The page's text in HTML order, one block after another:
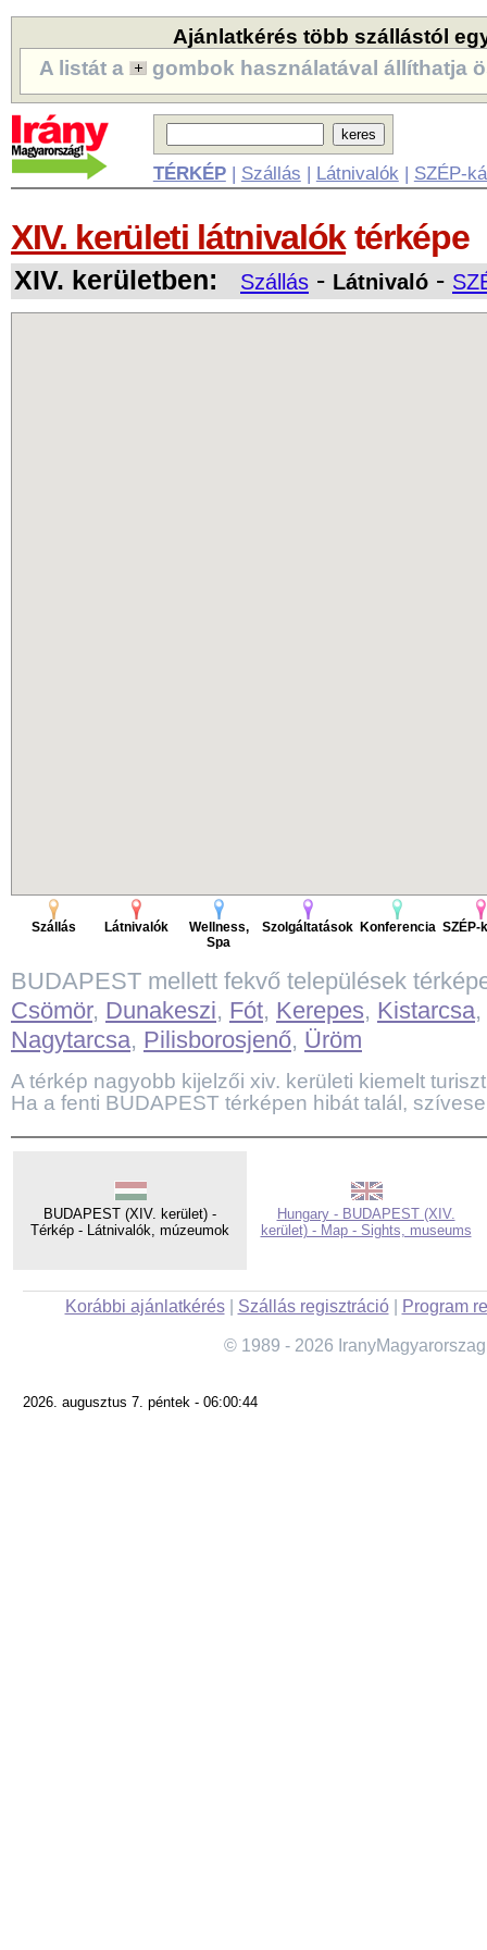
Ajánlatkérés több szállástól
A listát a
gombok használatával állíthatja
TÉRKÉP| Szállás | Látnivalók | SZÉP-
XIV. kerületi látnivalók térképe
XIV. kerületben: Szállás - Látnivaló -
Szállás Látnivalók
Wellness,
Spa
Szolgáltatások Konferencia SZÉP-
BUDAPEST mellett fekvő települések
Csömör, Dunakeszi, Fót, Kerepes, Kistarcsa,
Nagytarcsa, Pilisborosjenő, Üröm
A térkép nagyobb kijelzői xiv. kerületi kiemelt
Ha a fenti BUDAPEST térképen hibát talál,
BUDAPEST (XIV. kerület) -
Térkép - Látnivalók, múzeumok
Hungary - BUDAPEST (XIV.
kerület) - Map - Sights, museums
Korábbi ajánlatkérés| Szállás regisztráció| Program
© 1989 - 2026
2026. augusztus 7. péntek - 06:00:44